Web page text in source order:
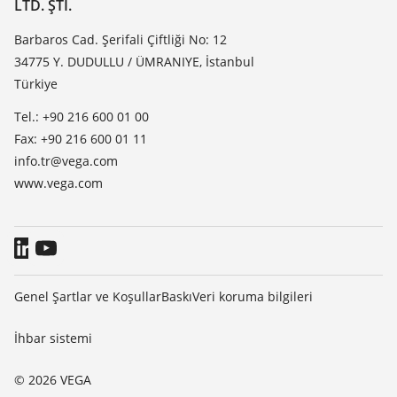
TeamViewer
Haber makaleleri
Basin
Blog
LTD. ŞTI.
Barbaros Cad. Şerifali Çiftliği No: 12
34775 Y. DUDULLU / ÜMRANIYE, İstanbul
Türkiye
Tel.: +90 216 600 01 00
Fax: +90 216 600 01 11
info.tr@vega.com
www.vega.com
© 2026 VEGA
Genel Şartlar ve KoşullarBaskıVeri koruma bilgileri
İhbar sistemi